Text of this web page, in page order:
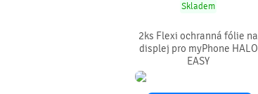
Skladem
2ks Flexi ochranná fólie na
displej pro myPhone HALO
EASY